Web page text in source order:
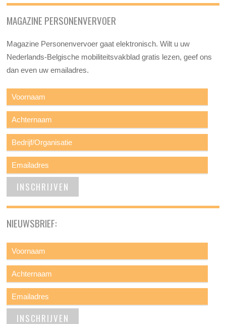
MAGAZINE PERSONENVERVOER
Magazine Personenvervoer gaat elektronisch. Wilt u uw
Nederlands-Belgische mobiliteitsvakblad gratis lezen, geef ons
dan even uw emailadres.
NIEUWSBRIEF: